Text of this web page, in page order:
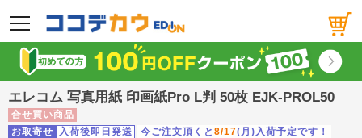
メニュー
エレコム 写真用紙 印画紙Pro L判 50枚 EJK-PROL50
合せ買い商品
お取寄せ
入荷後即日発送 今ご注文頂くと 8/17(月)入荷予定です！